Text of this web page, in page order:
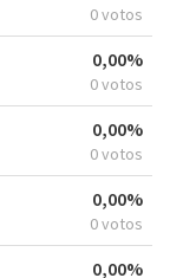
0 votos
0,00%
0 votos
0,00%
0 votos
0,00%
0 votos
0,00%